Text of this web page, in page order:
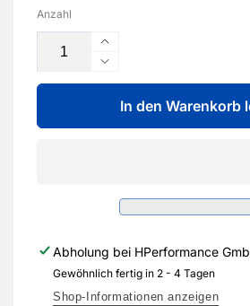
Anzahl
Erhöhe
die
Menge
für
Halter
07K
133
B
-
Original
Verringere
die
Menge
für
07K
336
B
-
In den Warenkorb
Abholung bei HPerformance
Gewöhnlich fertig in 2 - 4 Tagen
Shop-Informationen anzeigen